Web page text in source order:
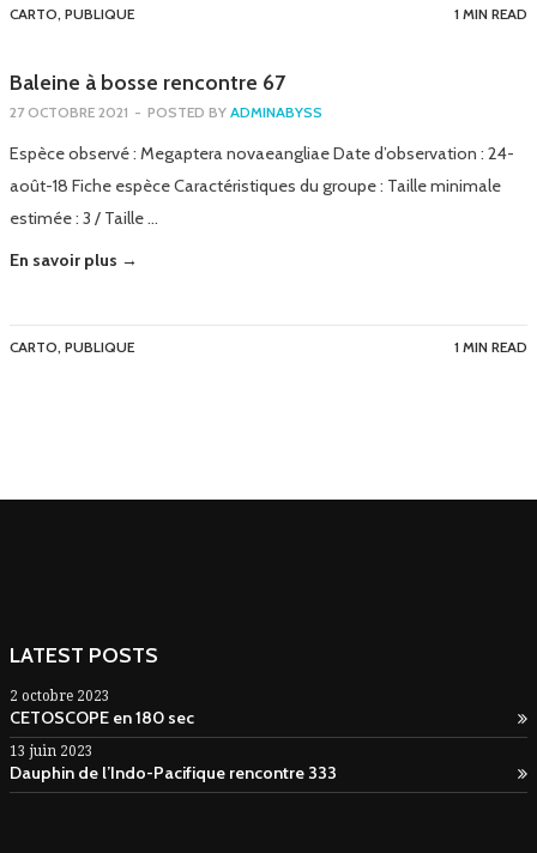
CARTO, PUBLIQUE 1 MIN READ
Baleine à bosse rencontre 67
27 OCTOBRE 2021 - POSTED BY ADMINABYSS
Espèce observé : Megaptera novaeangliae Date d’observation : 24-
août-18 Fiche espèce Caractéristiques du groupe : Taille minimale
estimée : 3 / Taille …
En savoir plus →
CARTO, PUBLIQUE 1 MIN READ
LATEST POSTS
2 octobre 2023
CETOSCOPE en 180 sec
13 juin 2023
Dauphin de l’Indo-Pacifique rencontre 333